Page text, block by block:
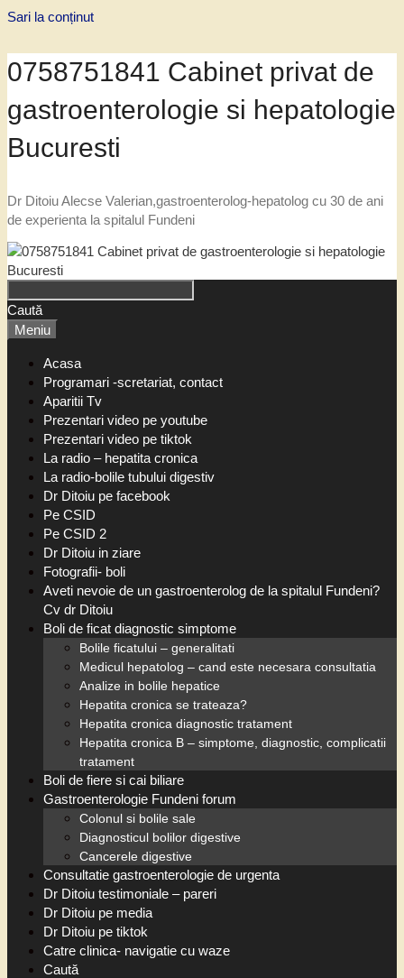
Sari la conținut
0758751841 Cabinet privat de
gastroenterologie si hepatologie
Bucuresti
Dr Ditoiu Alecse Valerian,gastroenterolog-hepatolog cu 30 de ani
de experienta la spitalul Fundeni
Caută
Meniu
Acasa
Programari -scretariat, contact
Aparitii Tv
Prezentari video pe youtube
Prezentari video pe tiktok
La radio – hepatita cronica
La radio-bolile tubului digestiv
Dr Ditoiu pe facebook
Pe CSID
Pe CSID 2
Dr Ditoiu in ziare
Fotografii- boli
Aveti nevoie de un gastroenterolog de la spitalul Fundeni?
Cv dr Ditoiu
Boli de ficat diagnostic simptome
Bolile ficatului – generalitati
Medicul hepatolog – cand este necesara consultatia
Analize in bolile hepatice
Hepatita cronica se trateaza?
Hepatita cronica diagnostic tratament
Hepatita cronica B – simptome, diagnostic, complicatii
tratament
Boli de fiere si cai biliare
Gastroenterologie Fundeni forum
Colonul si bolile sale
Diagnosticul bolilor digestive
Cancerele digestive
Consultatie gastroenterologie de urgenta
Dr Ditoiu testimoniale – pareri
Dr Ditoiu pe media
Dr Ditoiu pe tiktok
Catre clinica- navigatie cu waze
Caută